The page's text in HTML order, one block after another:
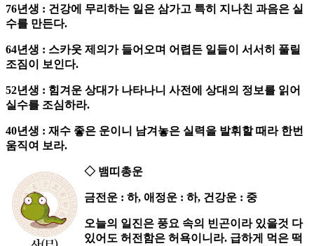
76년생 : 건강에 무리하는 일은 삼가고 특히 지나친 과음은 실
수를 만든다.
64년생 : 스카웃 제의가 들어오며 어렵든 일들이 서서히 풀릴
조짐이 보인다.
52년생 : 힘겨운 상대가 나타나니 사전에 상대의 정보를 읽어
실수를 조심하라.
40년생 : 재수 좋은 운이니 남겨놓은 실력을 발휘할 때라 한번
움직여 보라.
◇ 뱀띠총운
금전운 : 하, 애정운 : 하, 건강운 : 중
오늘의 일진은 풍요 속의 빈곤이라 있을것 다
있어도 허전함은 허욕이니라. 급하게 먹은 떡